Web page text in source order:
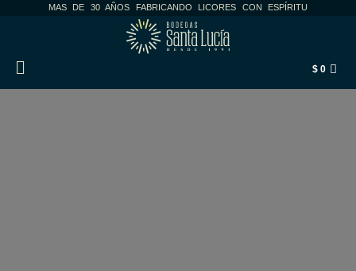
MAS DE 30 AÑOS FABRICANDO LICORES CON ESPÍRITU
$ 0